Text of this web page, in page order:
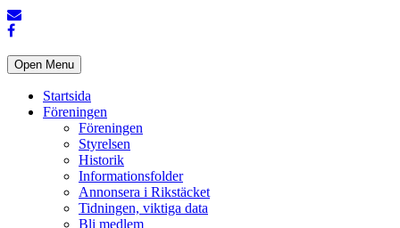
Open Menu
Startsida
Föreningen
Föreningen
Styrelsen
Historik
Informationsfolder
Annonsera i Rikstäcket
Tidningen, viktiga data
Bli medlem